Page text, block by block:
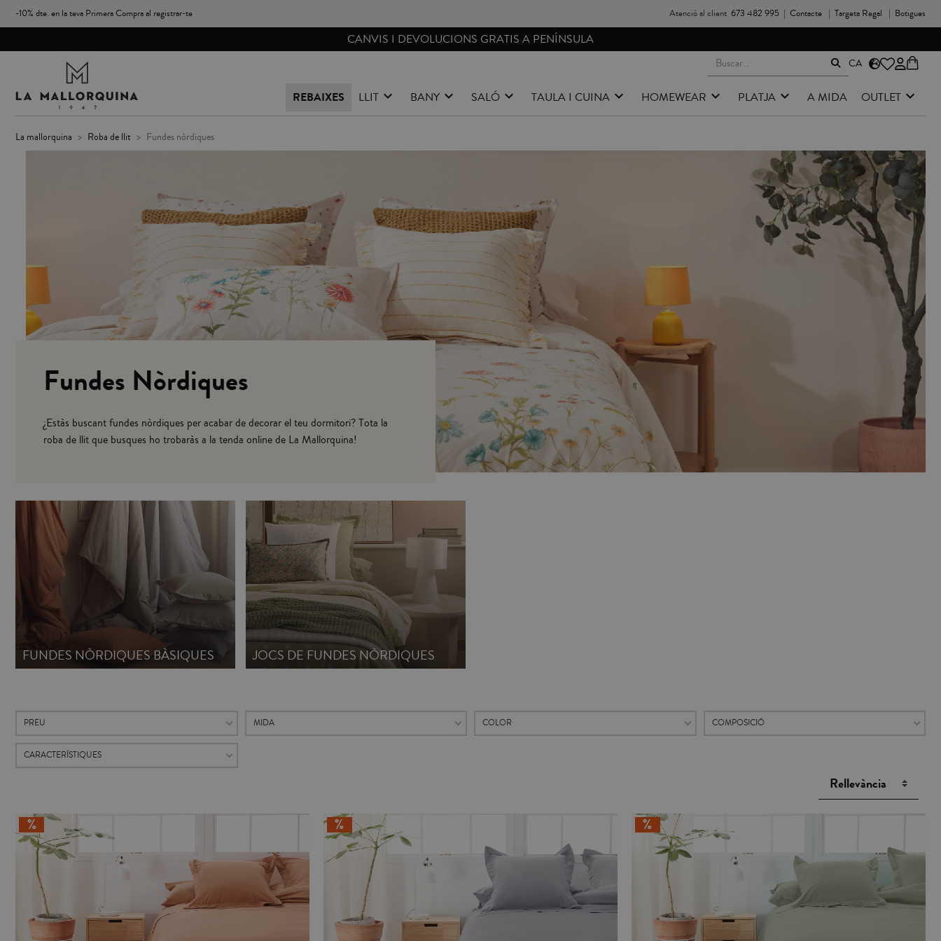
-10% dte. en la teva Primera Compra al registrar-te Atenció al client 673 482 995 | Contacte | Targeta Regal | Botigues
CANVIS I DEVOLUCIONS GRATIS A PENÍNSULA
CA
REBAIXES LLIT BANY SALÓ TAULA I CUINA HOMEWEAR PLATJA A MIDA OUTLET
la mallorquina roba de llit fundes nòrdiques
Fundes Nòrdiques
¿Estàs buscant fundes nòrdiques per acabar de decorar el teu dormitori? Tota la
roba de llit que busques ho trobaràs a la tenda online de La Mallorquina!
FUNDES NÒRDIQUES BÀSIQUES JOCS DE FUNDES NÒRDIQUES
PREU MIDA COLOR COMPOSICIÓ
CARACTERÍSTIQUES